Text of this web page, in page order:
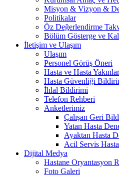
Misyon & Vizyon &
Politikalar
Öz Değerlendirme
Bölüm Gösterge ve
İletişim ve Ulaşım
Ulaşım
Personel Görüş Öneri
Hasta ve Hasta
Hasta Güvenliği
İhlal Bildirimi
Telefon Rehberi
Anketlerimiz
Çalışan Geri
Yatan Hasta
Ayaktan Hasta
Acil Servis
Dijital Medya
Hastane Oryantasyon
Foto Galeri